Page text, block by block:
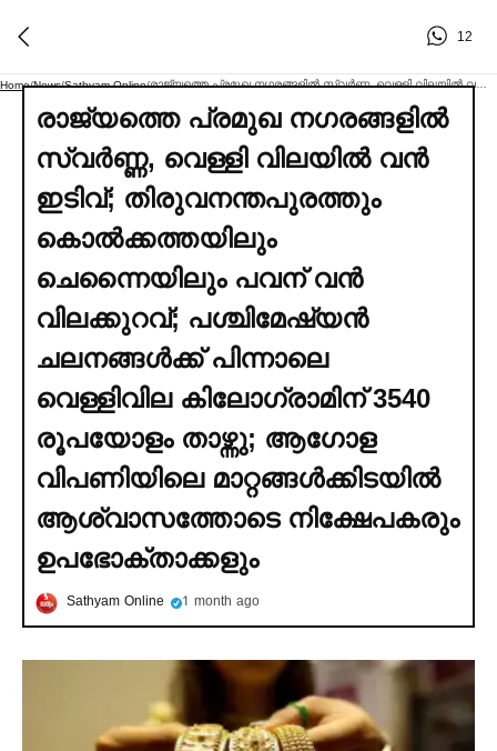
12
Home/News/Sathyam Online/
രാജ്യത്തെ പ്രമുഖ നഗരങ്ങളില്‍
സ്വര്‍ണ്ണ, വെള്ളി വിലയില്‍ വൻ
ഇടിവ്; തിരുവനന്തപുരത്തും
കൊല്‍ക്കത്തയിലും
ചെന്നൈയിലും പവന് വൻ
വിലക്കുറവ്; പശ്ചിമേഷ്യൻ
ചലനങ്ങള്‍ക്ക് പിന്നാലെ
വെള്ളിവില കിലോഗ്രാമിന് 3540
രൂപയോളം താഴ്ന്നു; ആഗോള
വിപണിയിലെ മാറ്റങ്ങള്‍ക്കിടയില്‍
ആശ്വാസത്തോടെ നിക്ഷേപകരും
ഉപഭോക്താക്കളും
Sathyam Online 1 month ago